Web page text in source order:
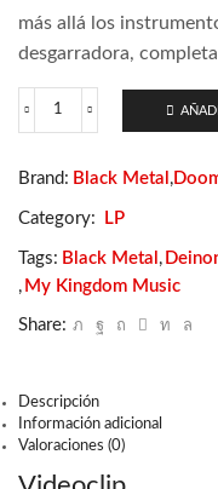
más allá los
desgarradora,
Deinonychus
To
Of
Murder,
And
cantidad
Brand: Black Metal ,
Category: LP
Tags: Black Metal ,
, My Kingdom Music
Share:
Descripción
Información adicional
Valoraciones (0)